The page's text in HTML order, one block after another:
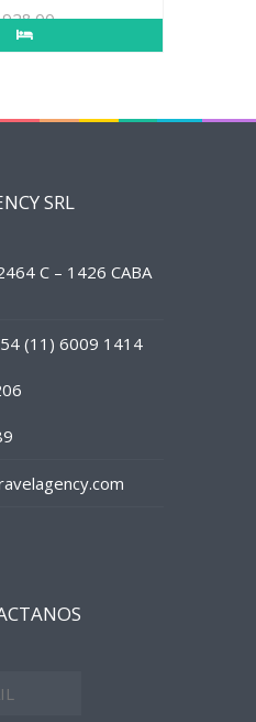
SRL
C – 1426 CABA
(11) 6009 1414